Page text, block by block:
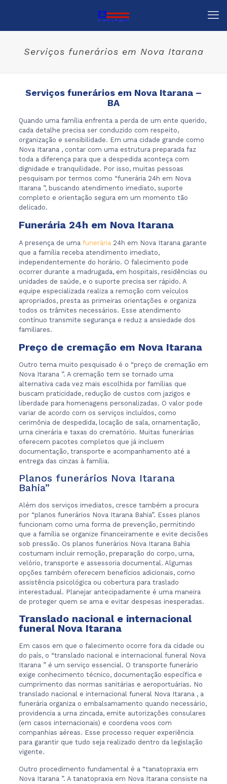
Serviços funerários em Nova Itarana
Serviços funerários em Nova Itarana –
BA
Quando uma família enfrenta a perda de um ente querido,
cada detalhe precisa ser conduzido com respeito,
organização e sensibilidade. Em uma cidade grande como
Nova Itarana , contar com uma estrutura preparada faz
toda a diferença para que a despedida aconteça com
dignidade e tranquilidade. Por isso, muitas pessoas
pesquisam por termos como “funerária 24h em Nova
Itarana ”, buscando atendimento imediato, suporte
completo e orientação segura em um momento tão
delicado.
Funerária 24h em Nova Itarana
A presença de uma funerária24h em Nova Itarana garante
que a família receba atendimento imediato,
independentemente do horário. O falecimento pode
ocorrer durante a madrugada, em hospitais, residências ou
unidades de saúde, e o suporte precisa ser rápido. A
equipe especializada realiza a remoção com veículos
apropriados, presta as primeiras orientações e organiza
todos os trâmites necessários. Esse atendimento
contínuo transmite segurança e reduz a ansiedade dos
familiares.
Preço de cremação em Nova Itarana
Outro tema muito pesquisado é o “preço de cremação em
Nova Itarana ”. A cremação tem se tornado uma
alternativa cada vez mais escolhida por famílias que
buscam praticidade, redução de custos com jazigos e
liberdade para homenagens personalizadas. O valor pode
variar de acordo com os serviços incluídos, como
cerimônia de despedida, locação de sala, ornamentação,
urna cinerária e taxas do crematório. Muitas funerárias
oferecem pacotes completos que já incluem
documentação, transporte e acompanhamento até a
entrega das cinzas à família.
Planos funerários Nova Itarana
Bahia”
Além dos serviços imediatos, cresce também a procura
por “planos funerários Nova Itarana Bahia”. Esses planos
funcionam como uma forma de prevenção, permitindo
que a família se organize financeiramente e evite decisões
sob pressão. Os planos funerários Nova Itarana Bahia
costumam incluir remoção, preparação do corpo, urna,
velório, transporte e assessoria documental. Algumas
opções também oferecem benefícios adicionais, como
assistência psicológica ou cobertura para traslado
interestadual. Planejar antecipadamente é uma maneira
de proteger quem se ama e evitar despesas inesperadas.
Translado nacional e internacional
funeral Nova Itarana
Em casos em que o falecimento ocorre fora da cidade ou
do país, o “translado nacional e internacional funeral Nova
Itarana ” é um serviço essencial. O transporte funerário
exige conhecimento técnico, documentação específica e
cumprimento das normas sanitárias e aeroportuárias. No
translado nacional e internacional funeral Nova Itarana , a
funerária organiza o embalsamamento quando necessário,
providencia a urna zincada, emite autorizações consulares
(em casos internacionais) e coordena voos com
companhias aéreas. Esse processo requer experiência
para garantir que tudo seja realizado dentro da legislação
vigente.
Outro procedimento fundamental é a “tanatopraxia em
Nova Itarana ”. A tanatopraxia em Nova Itarana consiste na